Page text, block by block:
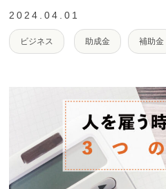
2024.04.01
ビジネス 助成金 補助金